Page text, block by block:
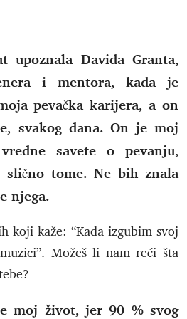
upoznala Davida Granta,
i mentora, kada je
pevačka karijera, a on
svakog dana. On je moj
savete o pevanju,
tome. Ne bih znala
njega.
koji kaže: “Kada izgubim svoj
Možeš li nam reći šta
moj život, jer 90 % svog